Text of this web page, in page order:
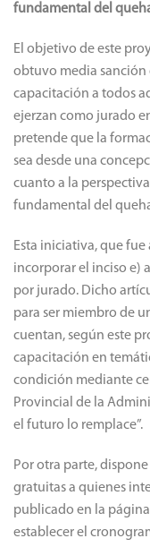
fundamental del
El objetivo de este
obtuvo media sanción
capacitación a todos
ejerzan como jurado
pretende que la
sea desde una
cuanto a la
fundamental del
Esta iniciativa, que
incorporar el inciso e)
por jurado. Dicho
para ser miembro de
cuentan, según este
capacitación en
condición mediante
Provincial de la
el futuro lo remplace”.
Por otra parte,
gratuitas a quienes
publicado en la
establecer el